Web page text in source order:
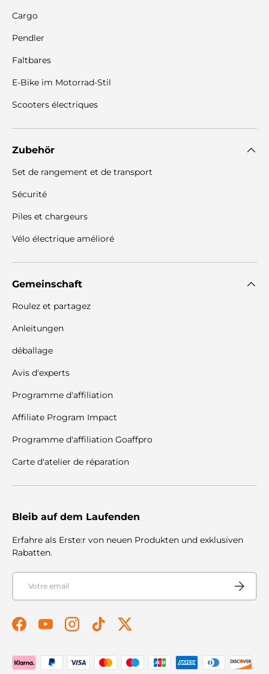
Cargo
Pendler
Faltbares
E-Bike im Motorrad-Stil
Scooters électriques
Zubehör
Set de rangement et de transport
Sécurité
Piles et chargeurs
Vélo électrique amélioré
Gemeinschaft
Roulez et partagez
Anleitungen
déballage
Avis d'experts
Programme d'affiliation
Affiliate Program Impact
Programme d'affiliation Goaffpro
Carte d'atelier de réparation
Bleib auf dem Laufenden
Erfahre als Erste:r von neuen Produkten und exklusiven
Rabatten.
E-mail
S'abonner
FacebookYouTubeInstagramTikTokTwitter
Modes de paiement acceptés